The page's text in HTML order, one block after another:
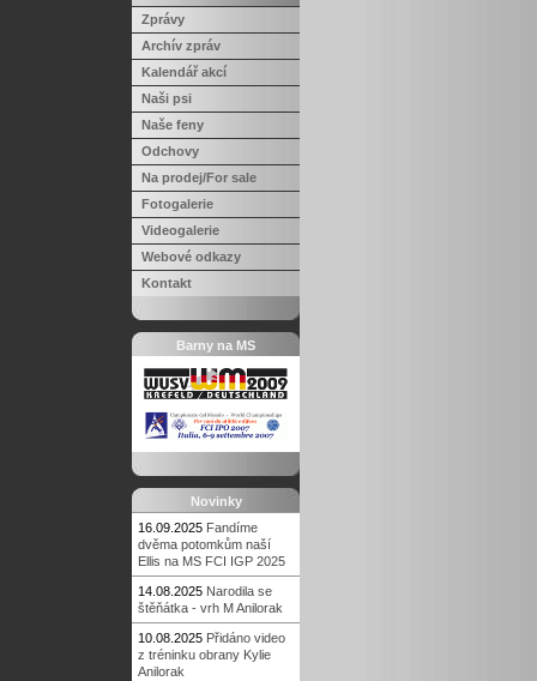
Zprávy
Archív zpráv
Kalendář akcí
Naši psi
Naše feny
Odchovy
Na prodej/For sale
Fotogalerie
Videogalerie
Webové odkazy
Kontakt
Barny na MS
Novinky
16.09.2025 Fandíme
dvěma potomkům naší
Ellis na MS FCI IGP 2025
14.08.2025 Narodila se
štěňátka - vrh M Anilorak
10.08.2025 Přidáno video
z tréninku obrany Kylie
Anilorak